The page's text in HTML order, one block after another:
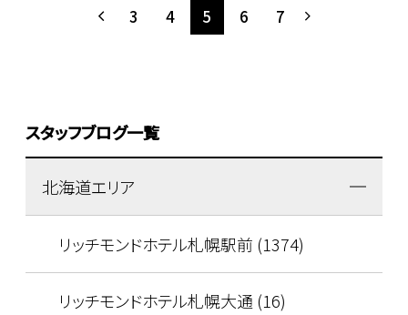
3 4 5 6 7
スタッフブログ一覧
北海道エリア
リッチモンドホテル札幌駅前 (1374)
リッチモンドホテル札幌大通 (16)